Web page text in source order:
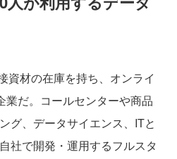
資材の在庫を持ち、オンライ
業だ。コールセンターや商品
グ、データサイエンス、ITと
社で開発・運用するフルスタ